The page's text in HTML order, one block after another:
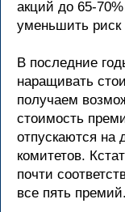
акций до 65-
уменьшить риск
В последние
наращивать
получаем
стоимость
отпускаются на
комитетов.
почти
все пять премий.